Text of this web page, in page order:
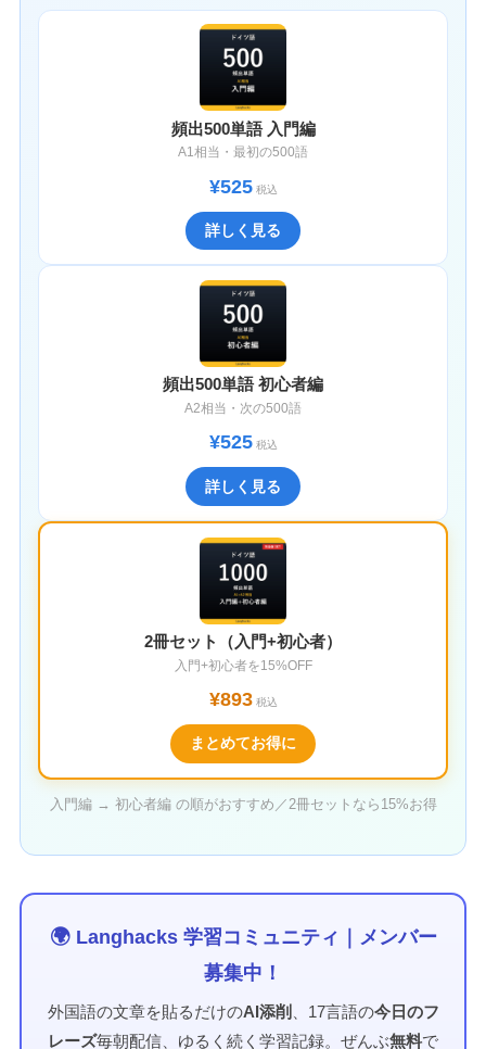
頻出500単語 入門編
A1相当・最初の500語
¥525税込
詳しく見る
頻出500単語 初心者編
A2相当・次の500語
¥525税込
詳しく見る
2冊セット（入門+初心者）
入門+初心者を15%OFF
¥893税込
まとめてお得に
入門編 → 初心者編 の順がおすすめ／2冊セットなら15%お得
🌍 Langhacks 学習コミュニティ｜メンバー
募集中！
外国語の文章を貼るだけのAI添削 、17言語の今日のフ
レーズ毎朝配信、ゆるく続く学習記録。ぜんぶ無料で